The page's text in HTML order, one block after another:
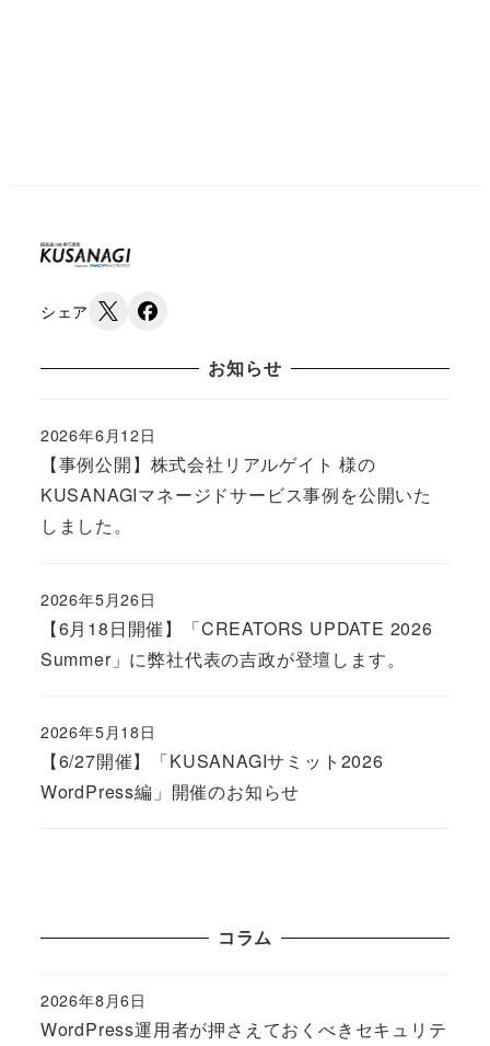
シェア
お知らせ
【事例公開】株式会社リアルゲイト 様の
KUSANAGIマネージドサービス事例を公開いた
しました。
Published
2026年6月12日
【6月18日開催】「CREATORS UPDATE 2026
Summer」に弊社代表の吉政が登壇します。
Published
2026年5月26日
【6/27開催】「KUSANAGIサミット2026
WordPress編」開催のお知らせ
Published
2026年5月18日
コラム
WordPress運用者が押さえておくべきセキュリテ
Published
2026年8月6日